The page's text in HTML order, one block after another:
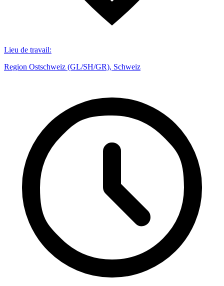
Lieu de travail:
Region Ostschweiz (GL/SH/GR), Schweiz